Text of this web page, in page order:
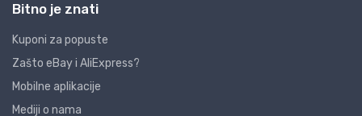
Bitno je znati
Kuponi za popuste
Zašto eBay i AliExpress?
Mobilne aplikacije
Mediji o nama